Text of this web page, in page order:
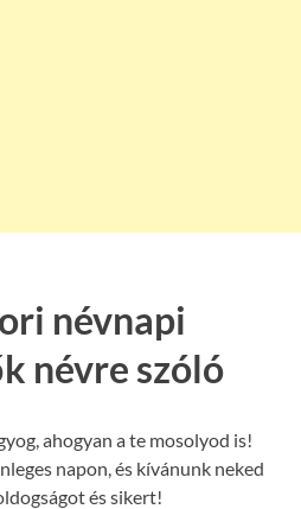
névnapi
névre szóló
ahogyan a te mosolyod is!
napon, és kívánunk neked
és sikert!